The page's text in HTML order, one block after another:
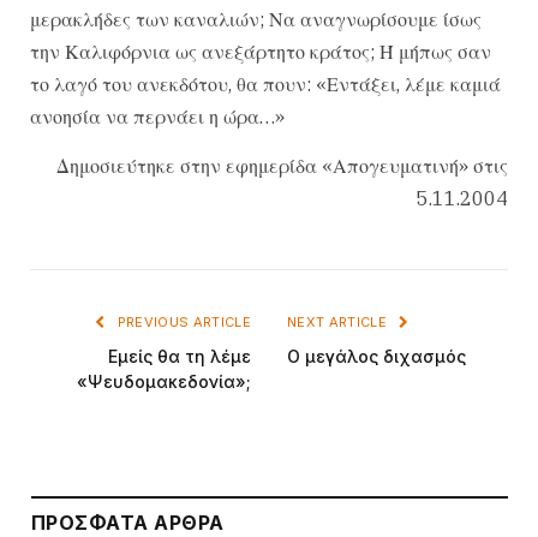
μερακλήδες των καναλιών; Να αναγνωρίσουμε ίσως
την Καλιφόρνια ως ανεξάρτητο κράτος; Ή μήπως σαν
το λαγό του ανεκδότου, θα πουν: «Εντάξει, λέμε καμιά
ανοησία να περνάει η ώρα…»
Δημοσιεύτηκε στην εφημερίδα «Απογευματινή» στις
5.11.2004
PREVIOUS ARTICLE
Εμείς θα τη λέμε
«Ψευδομακεδονία»;
NEXT ARTICLE
Ο μεγάλος διχασμός
ΠΡΌΣΦΑΤΑ ΆΡΘΡΑ